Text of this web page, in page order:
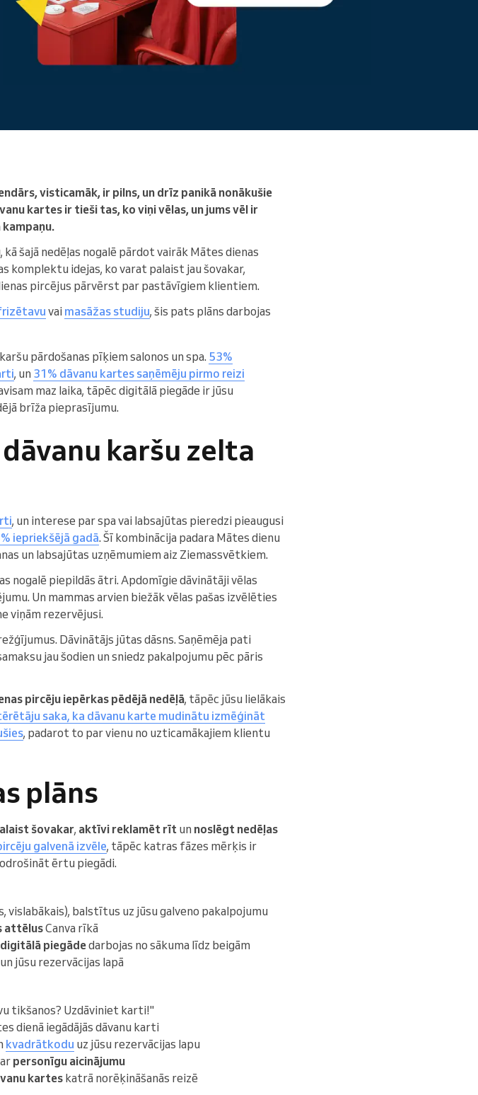
Lasīt vairāk
visticamāk, ir pilns, un drīz panikā nonākušie
kartes ir tieši tas, ko viņi vēlas, un jums vēl ir
šajā nedēļas nogalē pārdot vairāk Mātes dienas
komplektu idejas, ko varat palaist jau šovakar,
pircējus pārvērst par pastāvīgiem klientiem.
vai masāžas studiju, šis pats plāns darbojas
pārdošanas pīķiem salonos un spa. 53%
, un 31% dāvanu kartes saņēmēju pirmo reizi
maz laika, tāpēc digitālā piegāde ir jūsu
brīža pieprasījumu.
karšu zelta
, un interese par spa vai labsajūtas pieredzi pieaugusi
iepriekšējā gadā. Šī kombinācija padara Mātes dienu
un labsajūtas uzņēmumiem aiz Ziemassvētkiem.
nogalē piepildās ātri. Apdomīgie dāvinātāji vēlas
Un mammas arvien biežāk vēlas pašas izvēlēties
viņām rezervējusi.
Dāvinātājs jūtas dāsns. Saņēmēja pati
jau šodien un sniedz pakalpojumu pēc pāris
pircēju iepērkas pēdējā nedēļā, tāpēc jūsu lielākais
saka, ka dāvanu karte mudinātu izmēģināt
, padarot to par vienu no uzticamākajiem klientu
plāns
šovakar, aktīvi reklamēt rīt un noslēgt nedēļas
galvenā izvēle, tāpēc katras fāzes mērķis ir
ērtu piegādi.
vislabākais), balstītus uz jūsu galveno pakalpojumu
attēlusCanva rīkā
piegādedarbojas no sākuma līdz beigām
jūsu rezervācijas lapā
tikšanos? Uzdāviniet karti!"
dienā iegādājās dāvanu karti
kvadrātkodu uz jūsu rezervācijas lapu
personīgu aicinājumu
karteskatrā norēķināšanās reizē